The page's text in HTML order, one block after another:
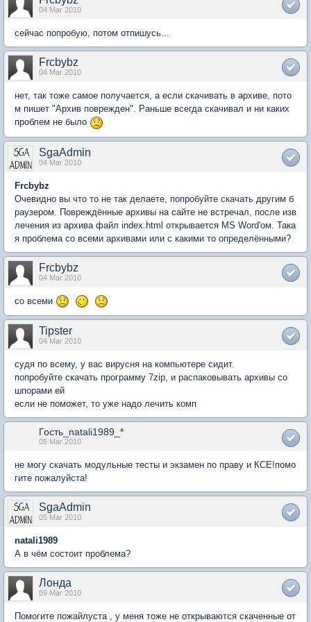
04 Mar 2010
сейчас попробую, потом отпишусь...
Frcbybz
04 Mar 2010
нет, так тоже самое получается, а если скачивать в архиве, пото
м пишет "Архив поврежден". Раньше всегда скачивал и ни каких
проблем не было
SgaAdmin
04 Mar 2010
Frcbybz
Очевидно вы что то не так делаете, попробуйте скачать другим б
раузером. Повреждённые архивы на сайте не встречал, после изв
лечения из архива файл index.html открывается MS Word'ом. Така
я проблема со всеми архивами или с какими то определёнными?
Frcbybz
04 Mar 2010
со всеми
Tipster
04 Mar 2010
судя по всему, у вас вирусня на компьютере сидит.
попробуйте скачать программу 7zip, и распаковывать архивы со
шпорами ей
если не поможет, то уже надо лечить комп
Гость_natali1989_*
05 Mar 2010
не могу скачать модульные тесты и экзамен по праву и КСЕ!помо
гите пожалуйста!
SgaAdmin
05 Mar 2010
natali1989
А в чём состоит проблема?
Лонда
09 Mar 2010
Помогите пожайлуста , у меня тоже не открываются скаченные от